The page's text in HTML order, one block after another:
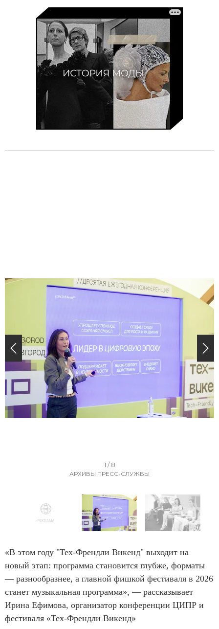
8
1 / 8
АРХИВЫ ПРЕСС-СЛУЖБЫ
t
e
m
1
o
f
«В этом году "Тех-Френдли Викенд" выходит на
новый этап: программа становится глубже, форматы
— разнообразнее, а главной фишкой фестиваля в 2026
станет музыкальная программа», — рассказывает
Ирина Ефимова, организатор конференции ЦИПР и
фестиваля «Тех-Френдли Викенд»